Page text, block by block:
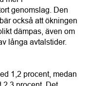
genomslag. Den
också att ökningen
dämpas, även om
långa avtalstider.
1,2 procent, medan
2,3 procent. Det